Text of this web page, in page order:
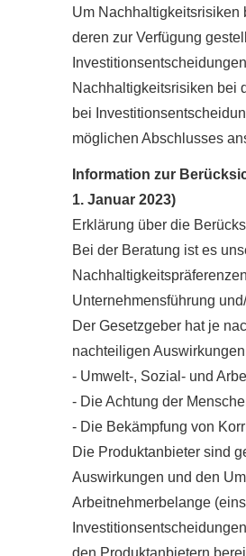
Um Nachhaltigkeitsrisiken
deren zur Verfügung
Nachhaltigkeitsrisiken bei
bei
möglichen Abschlusses
Information zur
1. Januar 2023)
Erklärung über die
Bei der Beratung ist es
Unternehmensführung
Der Gesetzgeber hat je
nachteiligen
- Umwelt-, Sozial- und
- Die Achtung der
- Die Bekämpfung von
Die Produktanbieter sind
Auswirkungen und den
Arbeitnehmerbelange